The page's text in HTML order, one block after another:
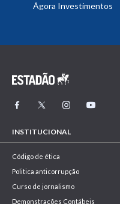
Ágora Investimentos
INSTITUCIONAL
Código de ética
Politica anticorrupção
Curso de jornalismo
Demonstrações Contábeis